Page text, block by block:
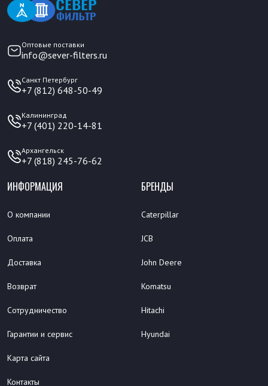
Оптовые поставки
info@sever-filters.ru
Санкт Петербург
+7 (812) 648-50-49
Калининград
+7 (401) 220-14-81
Архангельск
+7 (818) 245-76-62
ИНФОРМАЦИЯ
О компании
Оплата
Доставка
Возврат
Сотрудничество
Гарантии и сервис
Карта сайта
Контакты
БРЕНДЫ
Caterpillar
JCB
John Deere
Komatsu
Hitachi
Hyundai